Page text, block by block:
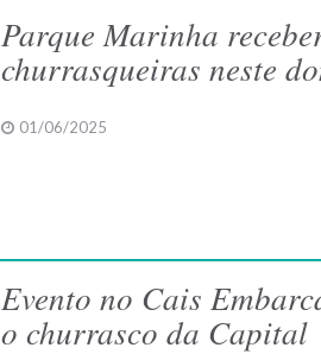
Parque Marinha
churrasqueiras neste
01/06/2025
Evento no Cais
o churrasco da Capital